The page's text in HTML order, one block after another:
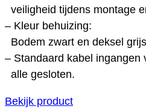
veiligheid tijdens montage
– Kleur behuizing:
Bodem zwart en deksel
– Standaard kabel ingangen
alle gesloten.
Bekijk product